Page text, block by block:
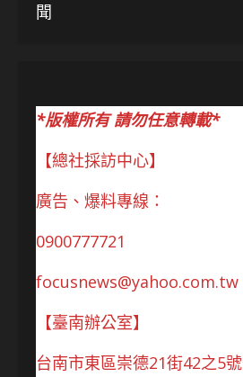
聞
*版權所有 請勿任意轉載*
【總社採訪中心】
廣告、爆料專線：
0900777721
focusnews@yahoo.com.tw
【臺南辦公室】
台南市東區崇德21街42之5號